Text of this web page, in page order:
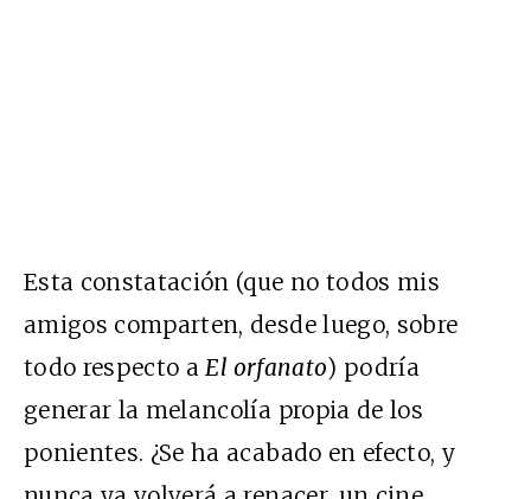
Esta constatación (que no todos mis
amigos comparten, desde luego, sobre
todo respecto aEl orfanato) podría
generar la melancolía propia de los
ponientes. ¿Se ha acabado en efecto, y